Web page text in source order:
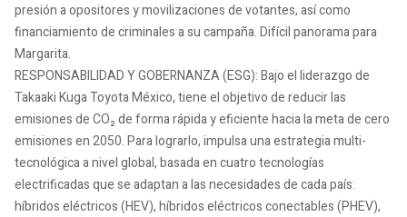
presión a opositores y movilizaciones de votantes, así como
financiamiento de criminales a su campaña. Difícil panorama para
Margarita.
RESPONSABILIDAD Y GOBERNANZA (ESG): Bajo el liderazgo de
Takaaki Kuga Toyota México, tiene el objetivo de reducir las
emisiones de CO₂ de forma rápida y eficiente hacia la meta de cero
emisiones en 2050. Para lograrlo, impulsa una estrategia multi-
tecnológica a nivel global, basada en cuatro tecnologías
electrificadas que se adaptan a las necesidades de cada país:
híbridos eléctricos (HEV), híbridos eléctricos conectables (PHEV),